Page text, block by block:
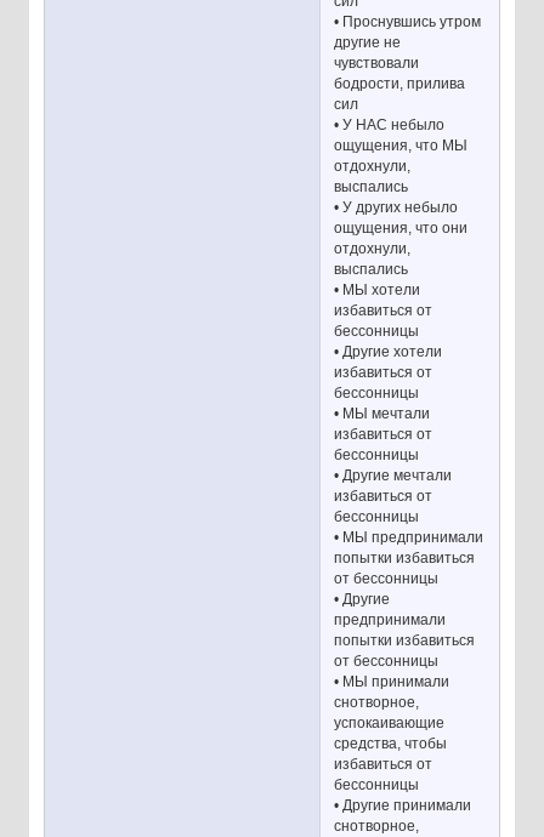
• Проснувшись утром
другие не
чувствовали
бодрости, прилива
сил
• У НАС небыло
ощущения, что МЫ
отдохнули,
выспались
• У других небыло
ощущения, что они
отдохнули,
выспались
• МЫ хотели
избавиться от
бессонницы
• Другие хотели
избавиться от
бессонницы
• МЫ мечтали
избавиться от
бессонницы
• Другие мечтали
избавиться от
бессонницы
• МЫ предпринимали
попытки избавиться
от бессонницы
• Другие
предпринимали
попытки избавиться
от бессонницы
• МЫ принимали
снотворное,
успокаивающие
средства, чтобы
избавиться от
бессонницы
• Другие принимали
снотворное,